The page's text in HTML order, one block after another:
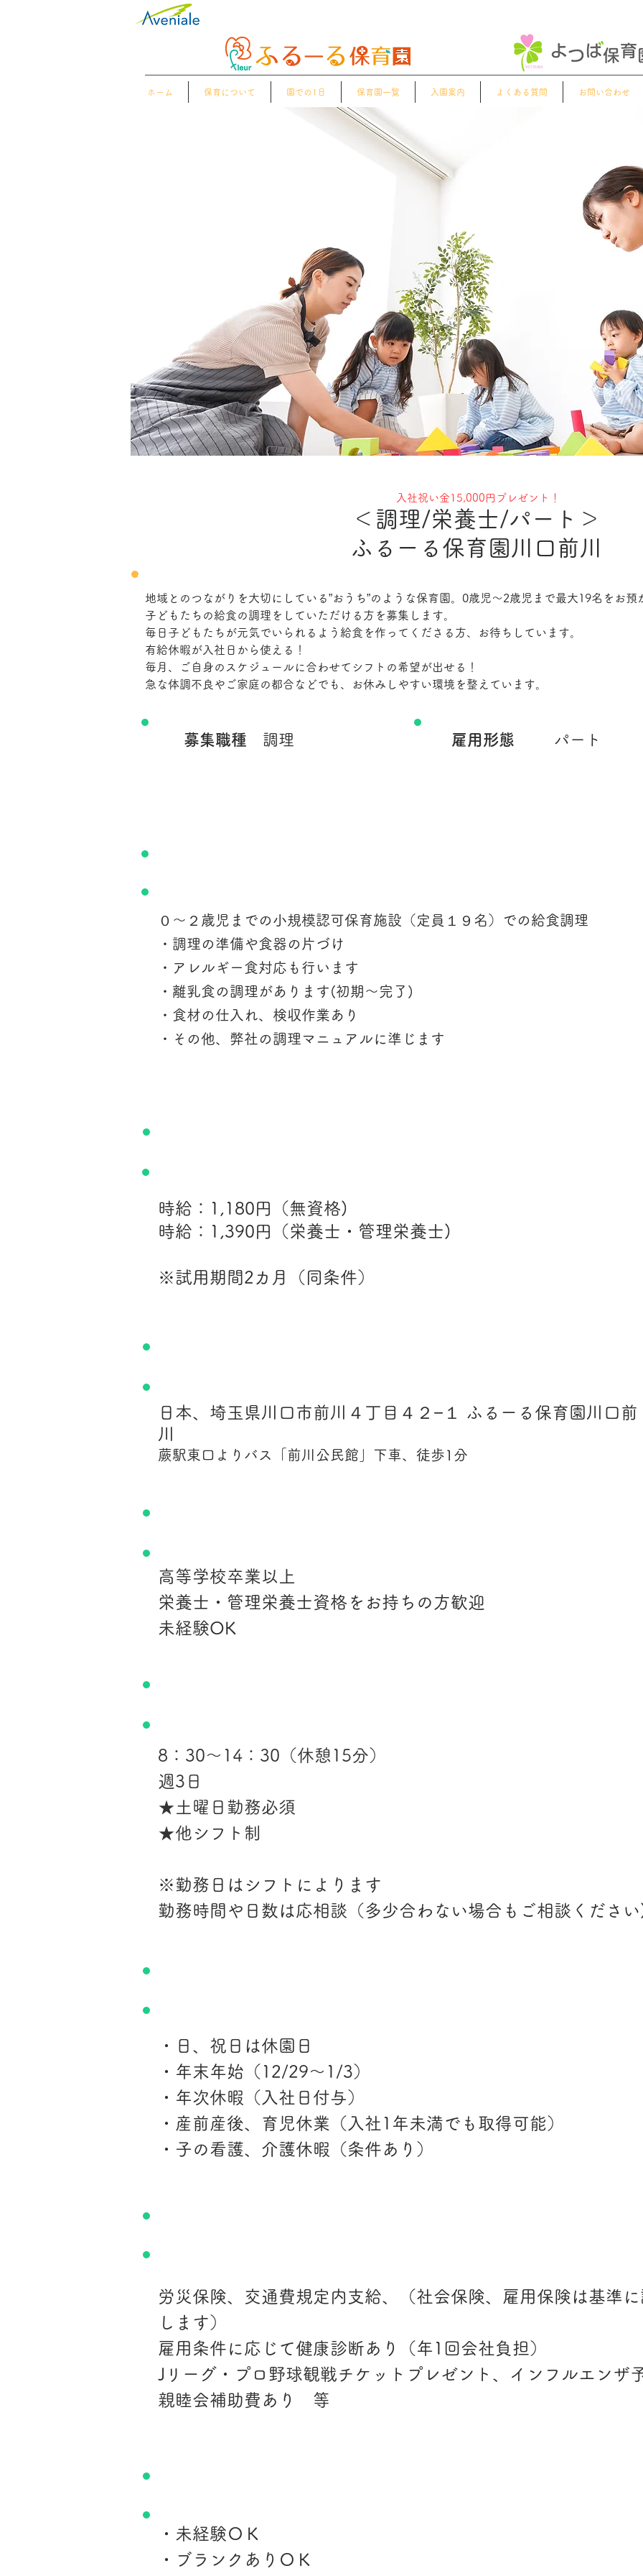
ホーム 保育について 園での1日 保育園一覧 入園案内 よくある質問 お問い合わせ
＜調理/栄養士/パート＞
入社祝い金15,000円プレゼント！
ふるーる保育園川口前川
地域とのつながりを大切にしている”おうち”のような保育園。0歳児～2歳児まで最大19名をお預
子どもたちの給食の調理をしていただける方を募集します。
毎日子どもたちが元気でいられるよう給食を作ってくださる方、お待ちしています。
有給休暇が入社日から使える！
毎月、ご自身のスケジュールに合わせてシフトの希望が出せる！
急な体調不良やご家庭の都合などでも、お休みしやすい環境を整えています。
募集職種 調理 雇用形態 パート
０〜２歳児までの小規模認可保育施設（定員１９名）での給食調理
・調理の準備や食器の片づけ
・アレルギー食対応も行います
・離乳食の調理があります(初期～完了)
・食材の仕入れ、検収作業あり
・その他、弊社の調理マニュアルに準じます
時給：1,180円（無資格)
時給：1,390円（栄養士・管理栄養士)
※試用期間2カ月（同条件）
日本、埼玉県川口市前川４丁目４２−１ ふるーる保育園川口前
川
蕨駅東口よりバス「前川公民館」下車、徒歩1分
高等学校卒業以上
栄養士・管理栄養士資格をお持ちの方歓迎
未経験OK
8：30～14：30（休憩15分）
週3日
★土曜日勤務必須
★他シフト制
※勤務日はシフトによります
勤務時間や日数は応相談（多少合わない場合もご相談くださ
・日、祝日は休園日
・年末年始（12/29～1/3）
・年次休暇（入社日付与）
・産前産後、育児休業（入社1年未満でも取得可能）
・子の看護、介護休暇（条件あり）
労災保険、交通費規定内支給、（社会保険、雇用保険は基準
します）
雇用条件に応じて健康診断あり（年1回会社負担）
Jリーグ・プロ野球観戦チケットプレゼント、インフルエンザ
親睦会補助費あり　等
・未経験ＯＫ
・ブランクありＯＫ